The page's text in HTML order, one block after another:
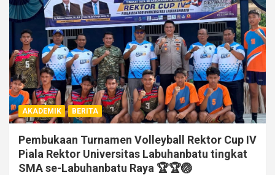
AKADEMIK BERITA
Pembukaan Turnamen Volleyball Rektor Cup IV
Piala Rektor Universitas Labuhanbatu tingkat
SMA se-Labuhanbatu Raya 🏆🏆🏐